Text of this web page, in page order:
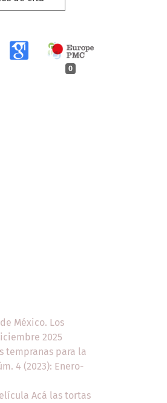
0
México. Los
2025
tempranas para la
4 (2023): Enero-
Acá las tortas